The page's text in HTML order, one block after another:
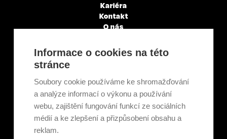
Kariéra
Kontakt
O nás
Články a novinky
GDPR & Cookies
Ekologická recyklace
Projekty EU
Intranet - Přihlášení
Přihlášení
Informace o cookies na této
stránce
Soubory cookie používáme ke shromažďování
a analýze informací o výkonu a používání
webu, zajištění fungování funkcí ze sociálních
médií a ke zlepšení a přizpůsobení obsahu a
reklam.